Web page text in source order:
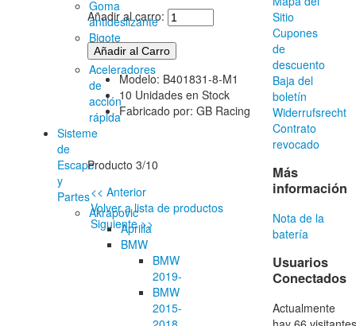
Goma
antideslizante
Bigote
daliniano
Aceleradores
de
acción
rápida
Sisteme
de
Escape
y
Partes
Akrapovic
Aprilia
BMW
BMW
2019-
BMW
2015-
Añadir al carro:
Modelo: B401831-8-M1
10 Unidades en Stock
Fabricado por: GB Racing
Producto 3/10
<< Anterior
Volver a lista de productos
Siguiente >>
Sitio
Cupones
de
descuento
Baja del
boletín
Widerrufsrecht
Contrato
revocado
Más
información
Nota de la
batería
Usuarios
Conectados
Actualmente